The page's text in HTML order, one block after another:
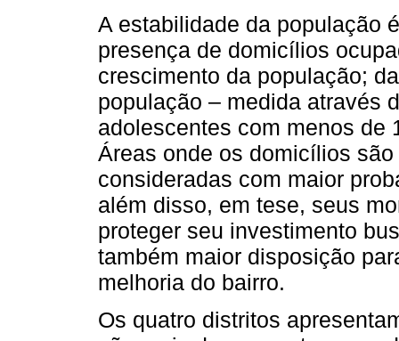
A estabilidade da população
presença de domicílios
crescimento da população;
população – medida através
adolescentes com menos de
Áreas onde os domicílios
consideradas com maior
além disso, em tese, seus
proteger seu investimento
também maior disposição
melhoria do bairro.
Os quatro distritos